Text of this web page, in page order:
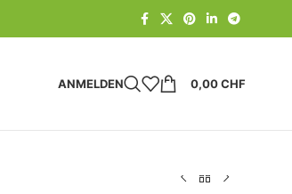
ANMELDEN 0,00CHF